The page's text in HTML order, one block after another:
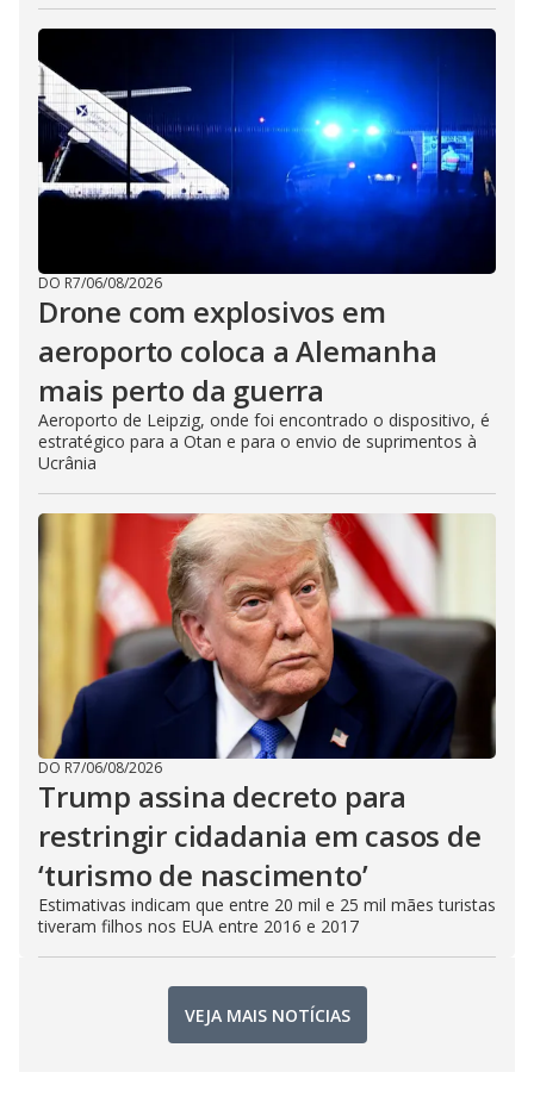
DO R7/06/08/2026
Drone com explosivos em
aeroporto coloca a Alemanha
mais perto da guerra
Aeroporto de Leipzig, onde foi encontrado o dispositivo, é
estratégico para a Otan e para o envio de suprimentos à
Ucrânia
DO R7/06/08/2026
Trump assina decreto para
restringir cidadania em casos de
‘turismo de nascimento’
Estimativas indicam que entre 20 mil e 25 mil mães turistas
tiveram filhos nos EUA entre 2016 e 2017
VEJA MAIS NOTÍCIAS